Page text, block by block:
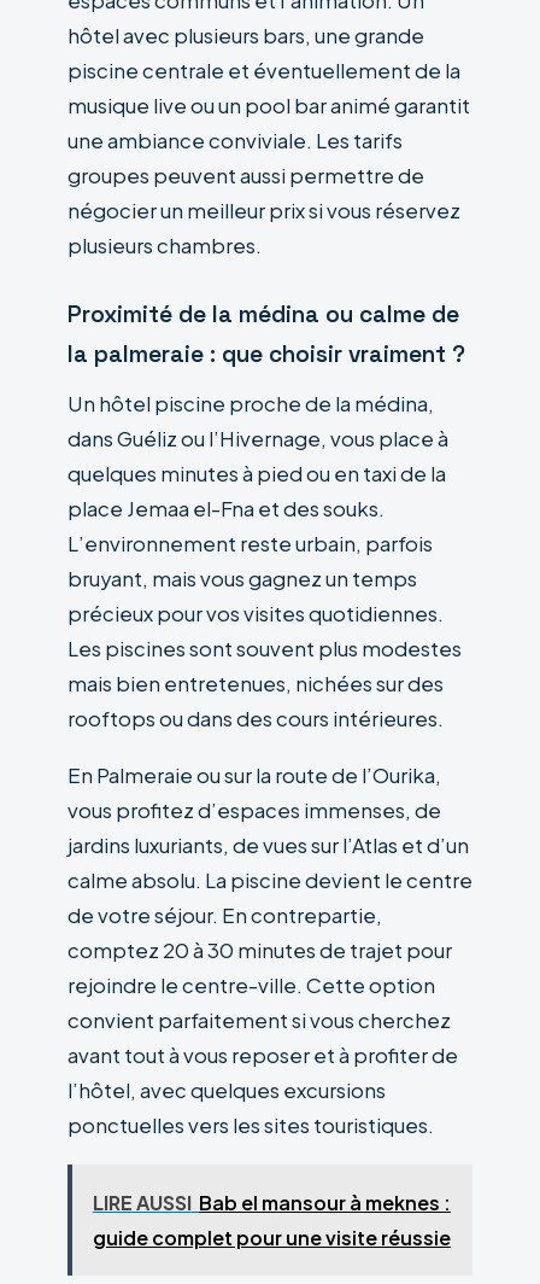
hôtel avec plusieurs bars, une grande
piscine centrale et éventuellement de la
musique live ou un pool bar animé garantit
une ambiance conviviale. Les tarifs
groupes peuvent aussi permettre de
négocier un meilleur prix si vous réservez
plusieurs chambres.
Proximité de la médina ou calme de
la palmeraie : que choisir vraiment ?
Un hôtel piscine proche de la médina,
dans Guéliz ou l’Hivernage, vous place à
quelques minutes à pied ou en taxi de la
place Jemaa el-Fna et des souks.
L’environnement reste urbain, parfois
bruyant, mais vous gagnez un temps
précieux pour vos visites quotidiennes.
Les piscines sont souvent plus modestes
mais bien entretenues, nichées sur des
rooftops ou dans des cours intérieures.
En Palmeraie ou sur la route de l’Ourika,
vous profitez d’espaces immenses, de
jardins luxuriants, de vues sur l’Atlas et d’un
calme absolu. La piscine devient le centre
de votre séjour. En contrepartie,
comptez 20 à 30 minutes de trajet pour
rejoindre le centre-ville. Cette option
convient parfaitement si vous cherchez
avant tout à vous reposer et à profiter de
l’hôtel, avec quelques excursions
ponctuelles vers les sites touristiques.
LIRE AUSSI Bab el mansour à meknes :
guide complet pour une visite réussie